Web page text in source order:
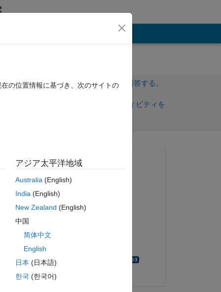
サインインしてこの質問に回答する。
サインインしてアクティビティを
質問済み:
2021 年 2 月 8 日
編集済み:
採用済み:
の位置情報に基づき、次のサイトの
アジア太平洋地域
Australia(English)
India(English)
New Zealand (English)
中国
简体中文
English
日本 (日本語)
한국 (한국어)